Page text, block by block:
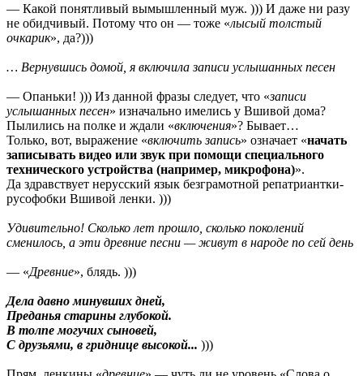
— Какой понятливый вымышленный муж. ))) И даже ни разу
не обидчивый. Потому что он — тоже «лысый толстый
очкарик», да?)))
… Вернувшись домой, я включила записи услышанных песен
— Опаньки! ))) Из данной фразы следует, что «записи
услышанных песен» изначально имелись у Вшивой дома?
Пылились на полке и ждали «включения»? Бывает…
Только, вот, выражение «включить запись» означает «начать
записывать видео или звук при помощи специального
технического устройства (например, микрофона)».
Да здравствует нерусский язык безграмотной репатриантки-
русофобки Вшивой ленки. )))
Удивительно! Сколько лет прошло, сколько поколений
сменилось, а эти древние песни — живут в народе по сей день
— «Древние», блядь. )))
Дела давно минувших дней,
Преданья старины глубокой.
В толпе могучих сыновей,
С друзьями, в гриднице высокой... )))